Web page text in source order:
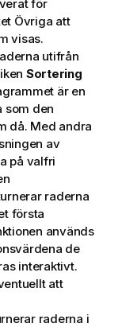
för
Övriga att
visas.
utifrån
Sortering
är en
som den
då. Med andra
av
på valfri
raderna
första
används
de
interaktivt.
att
raderna i